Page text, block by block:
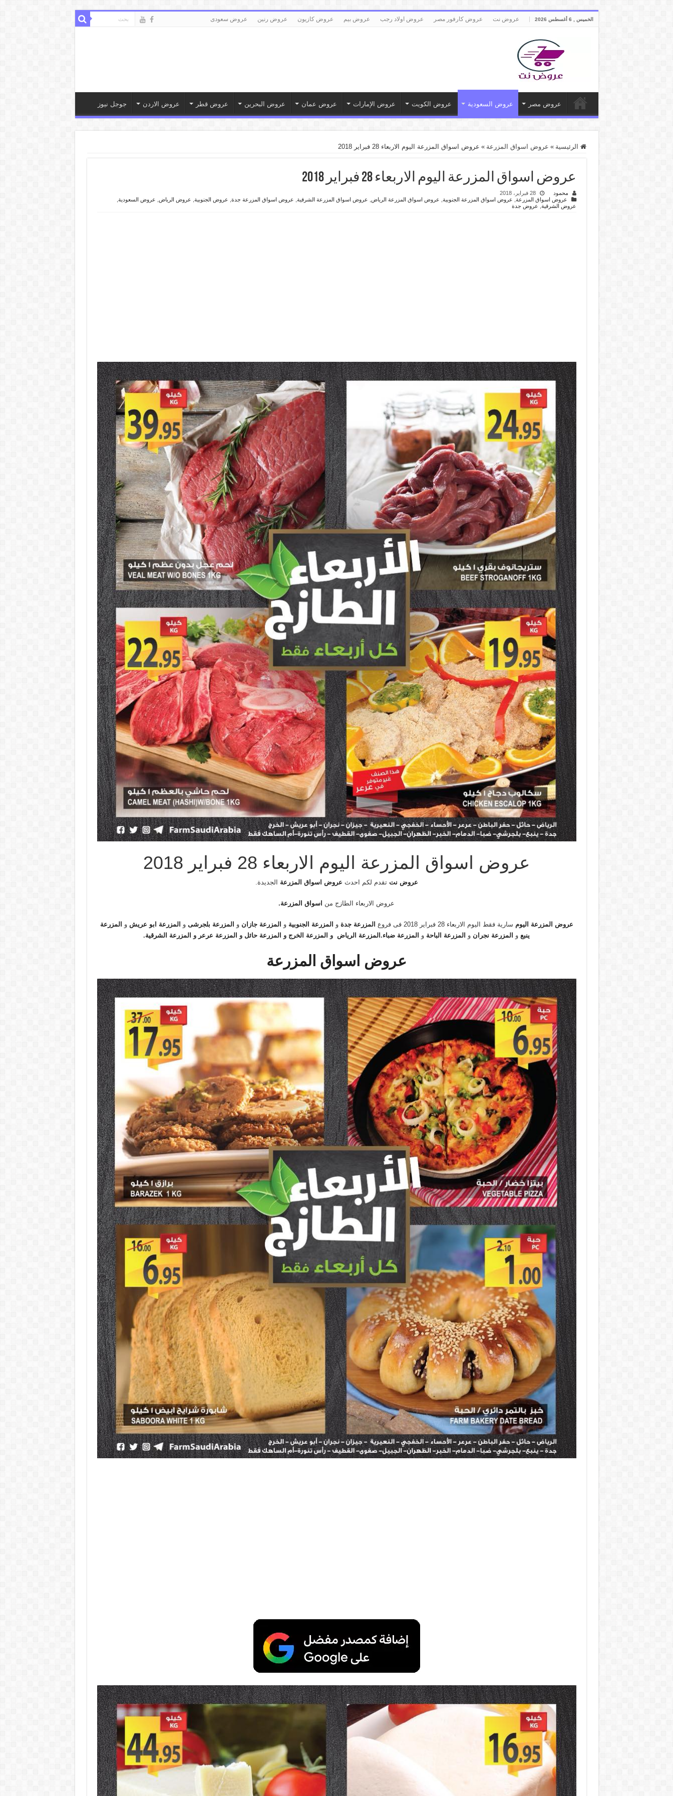
الخميس , 6 أغسطس 2026 عروض نت عروض كارفور مصر عروض اولاد رجب عروض بيم عروض كازيون عروض رنين عروض سعودى
عروض مصر عروض السعودية عروض الكويت عروض الإمارات عروض عمان عروض البحرين عروض قطر عروض الاردن جوجل نيوز
الرئيسية » عروض اسواق المزرعة » عروض اسواق المزرعة اليوم الاربعاء 28 فبراير 2018
عروض اسواق المزرعة اليوم الاربعاء 28 فبراير 2018
محمود
28 فبراير، 2018
عروض اسواق المزرعة عروض اسواق المزرعة الجنوبية عروض اسواق المزرعة الرياض عروض اسواق المزرعة الشرقية عروض اسواق المزرعة جدة عروض الجنوبية عروض الرياض عروض السعودية
عروض الشرقية عروض جدة
عروض اسواق المزرعة اليوم الاربعاء 28 فبراير 2018
عروض نت تقدم لكم احدث عروض اسواق المزرعة الجديدة.
عروض الاربعاء الطازج من اسواق المزرعة.
عروض المزرعة اليوم سارية فقط اليوم الاربعاء 28 فبراير 2018 فى فروع المزرعة جدة و المزرعة الجنوبية و المزرعة جازان و المزرعة بلجرشى و المزرعة ابو عريش و المزرعة
ينبع و المزرعة نجران و المزرعة الباحة و المزرعة ضباء. المزرعة الرياض و المزرعة الخرج و المزرعة حائل و المزرعة عرعر و المزرعة الشرقية.
عروض اسواق المزرعة